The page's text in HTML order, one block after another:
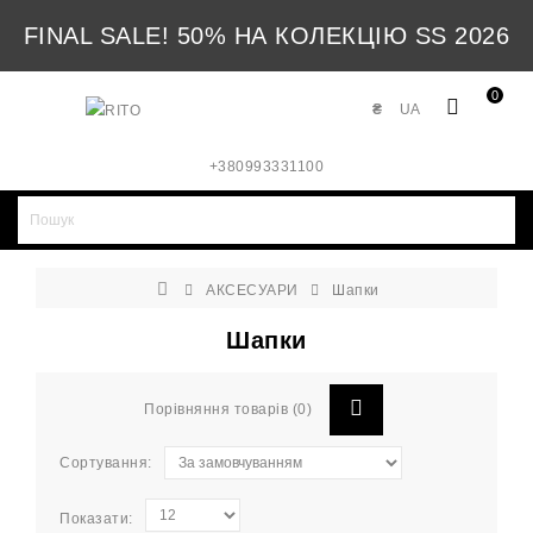
FINAL SALE! 50% НА КОЛЕКЦІЮ SS 2026
0
UA
₴
+380993331100
АКСЕСУАРИ Шапки
Шапки
Порівняння товарів (0)
Сортування:
Показати: